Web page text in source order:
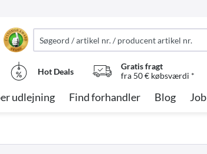
Hot Deals
Gratis fragt
fra 50 € købsværdi *
udlejning Find forhandler Blog Job